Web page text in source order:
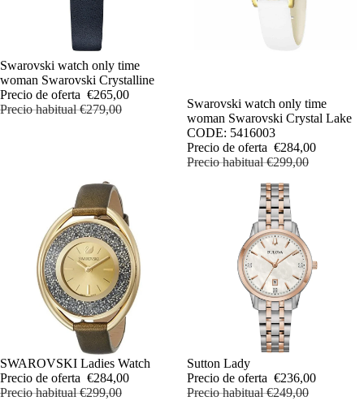
OFERTA
Swarovski watch only time
woman Swarovski Crystalline
Precio de oferta €265,00
Precio habitual€279,00 OFERTA
Swarovski watch only time
woman Swarovski Crystal Lake
CODE: 5416003
Precio de oferta €284,00
Precio habitual€299,00
OFERTA
SWAROVSKI Ladies Watch
Precio de oferta €284,00
Precio habitual€299,00
OFERTA
Sutton Lady
Precio de oferta €236,00
Precio habitual€249,00